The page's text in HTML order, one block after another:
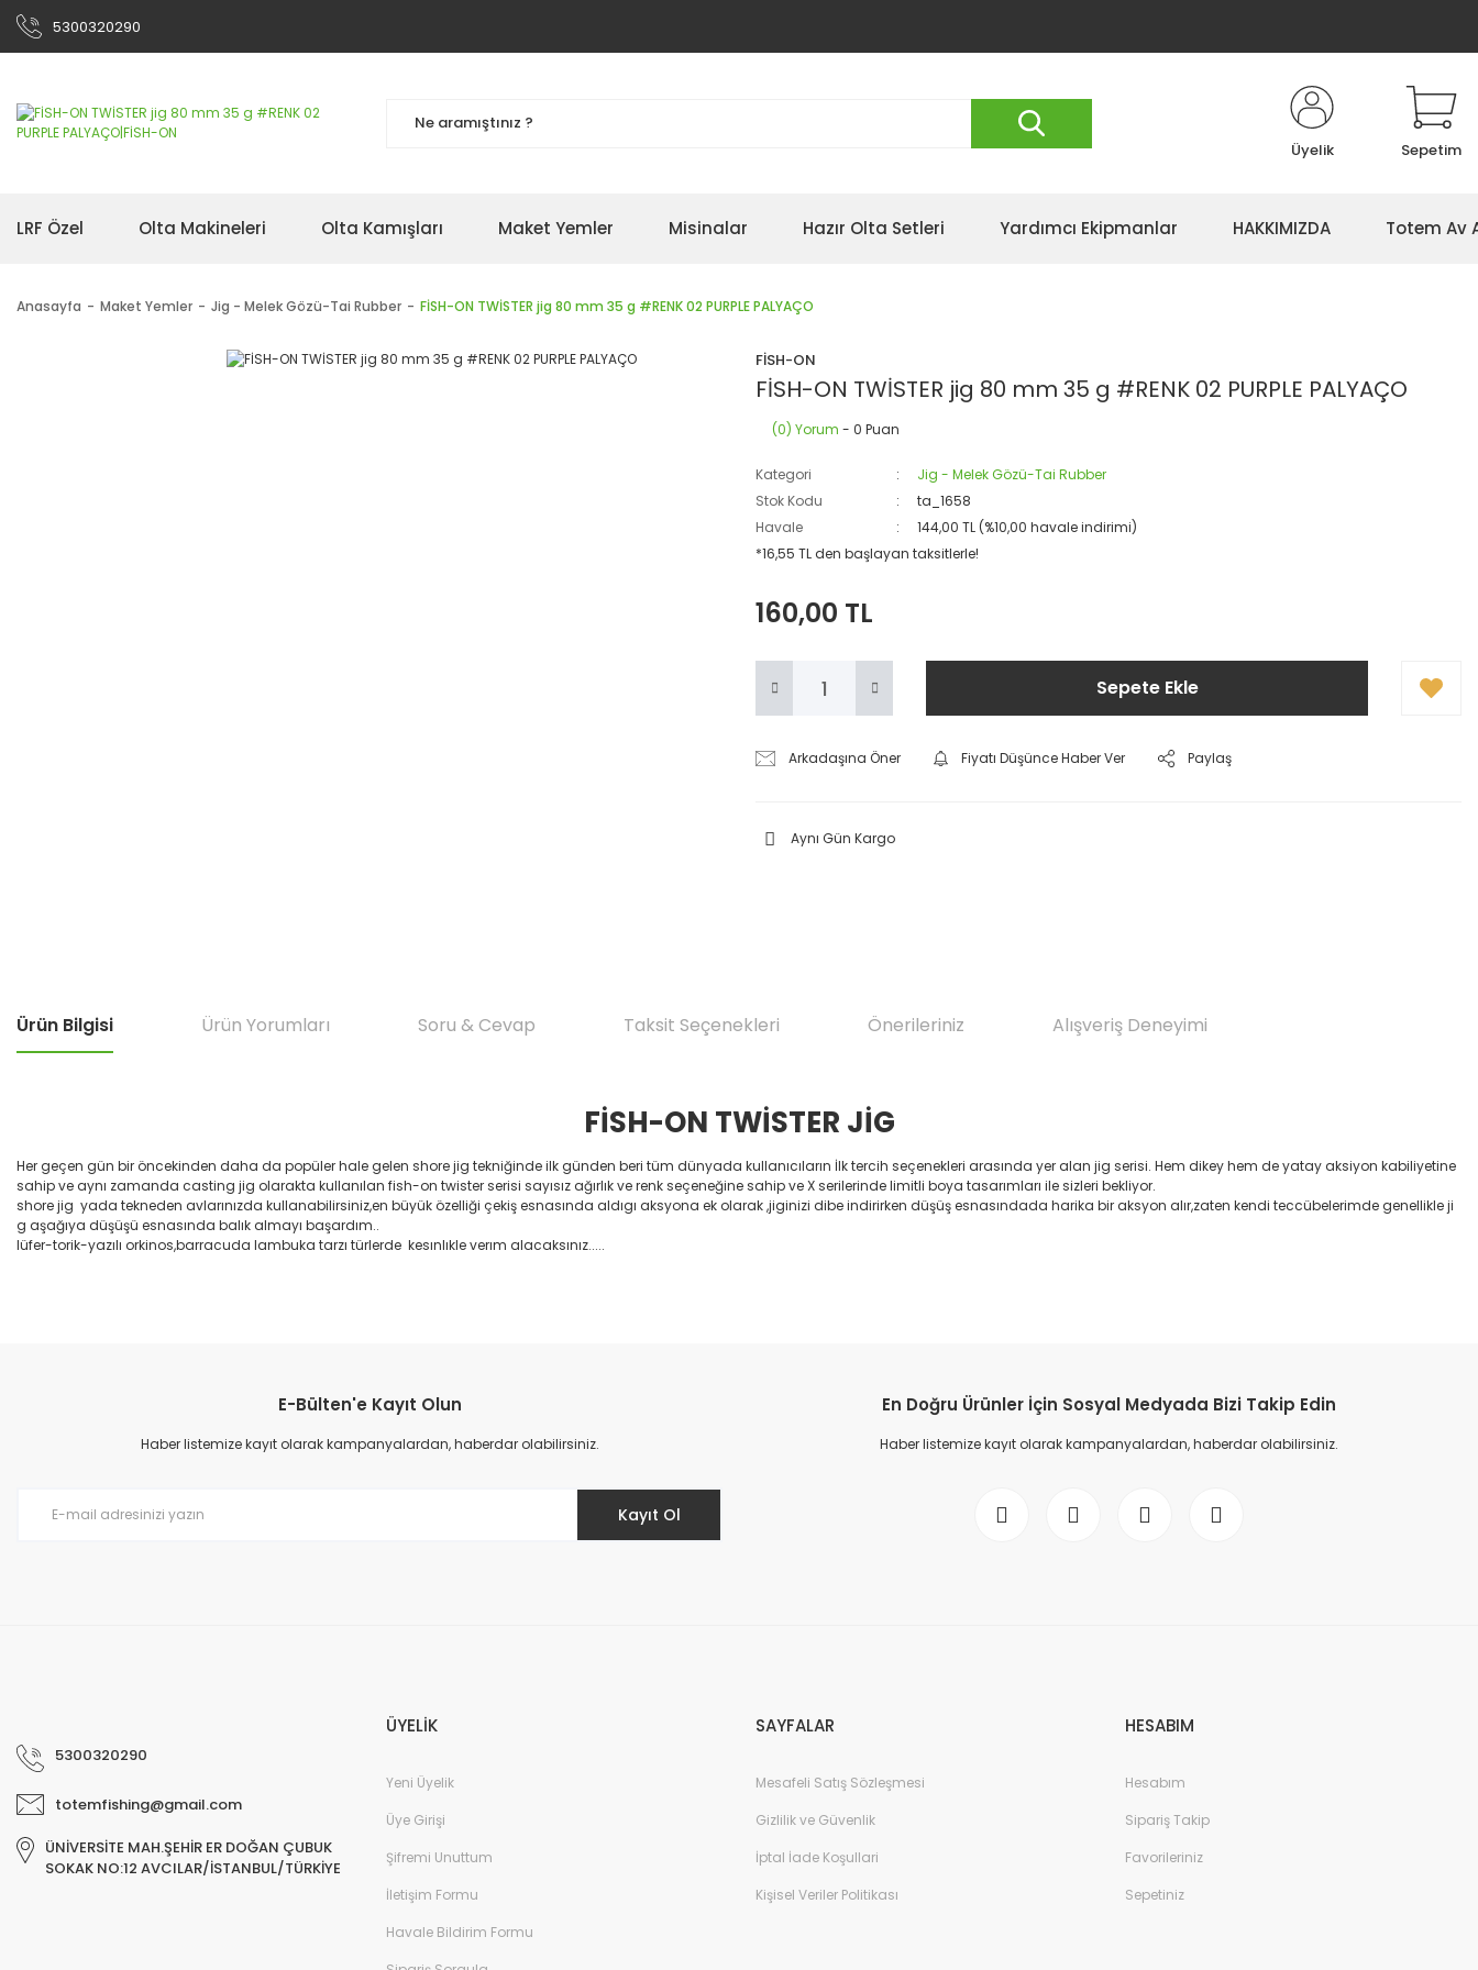
5300320290
Üyelik Sepetim
LRF Özel Olta Makineleri Olta Kamışları Maket Yemler Misinalar Hazır Olta Setleri Yardımcı Ekipmanlar HAKKIMIZDA Totem Av
Anasayfa Maket Yemler Jig - Melek Gözü-Tai Rubber FİSH-ON TWİSTER jig 80 mm 35 g #RENK 02 PURPLE PALYAÇO
FİSH-ON
FİSH-ON TWİSTER jig 80 mm 35 g #RENK 02 PURPLE PALYAÇO
(0) Yorum - 0 Puan
Kategori
Jig - Melek Gözü-Tai Rubber
Stok Kodu
ta_1658
Havale
144,00 TL (%10,00 havale indirimi)
*16,55 TL den başlayan taksitlerle!
160,00 TL
Sepete Ekle
Arkadaşına Öner Fiyatı Düşünce Haber Ver Paylaş
Aynı Gün Kargo
Ürün Bilgisi Ürün Yorumları Soru & Cevap Taksit Seçenekleri Önerileriniz Alışveriş Deneyimi
FİSH-ON TWİSTER JİG
Her geçen gün bir öncekinden daha da popüler hale gelen shore jig tekniğinde ilk günden beri tüm dünyada kullanıcıların İlk tercih seçenekleri arasında yer alan jig serisi. Hem dikey hem de yatay aksiyon kabiliyetine
sahip ve aynı zamanda casting jig olarakta kullanılan fish-on twister serisi sayısız ağırlık ve renk seçeneğine sahip ve X serilerinde limitli boya tasarımları ile sizleri bekliyor.
shore jig yada tekneden avlarınızda kullanabilirsiniz,en büyük özelliği çekiş esnasında aldıgı aksyona ek olarak ,jiginizi dibe indirirken düşüş esnasındada harika bir aksyon alır,zaten kendi teccübelerimde genellikle ji
g aşağıya düşüşü esnasında balık almayı başardım..
lüfer-torik-yazılı orkinos,barracuda lambuka tarzı türlerde kesınlıkle verım alacaksınız.....
Ürün resmi kalitesiz, bozuk veya görüntülenemiyor.
Ürün açıklamasında eksik bilgiler bulunuyor.
harıka
E-Bülten'e Kayıt Olun
Haber listemize kayıt olarak kampanyalardan, haberdar olabilirsiniz.
Kayıt Ol
En Doğru Ürünler İçin Sosyal Medyada Bizi Takip Edin
Haber listemize kayıt olarak kampanyalardan, haberdar olabilirsiniz.
5300320290
totemfishing@gmail.com
ÜNİVERSİTE MAH.ŞEHİR ER DOĞAN ÇUBUK
SOKAK NO:12 AVCILAR/İSTANBUL/TÜRKİYE
ÜYELİK
Yeni Üyelik
Üye Girişi
Şifremi Unuttum
İletişim Formu
Havale Bildirim Formu
SAYFALAR
Mesafeli Satış Sözleşmesi
Gizlilik ve Güvenlik
İptal İade Koşullari
Kişisel Veriler Politikası
HESABIM
Hesabım
Sipariş Takip
Favorileriniz
Sepetiniz